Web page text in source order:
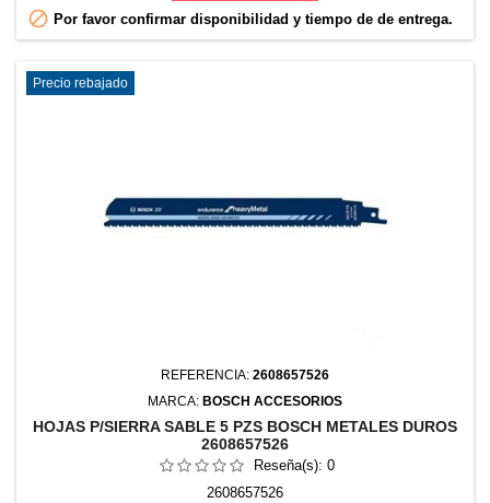
 Por favor confirmar disponibilidad y tiempo de de entrega.
Precio rebajado
REFERENCIA: 2608657526
MARCA: BOSCH ACCESORIOS
HOJAS P/SIERRA SABLE 5 PZS BOSCH METALES DUROS
2608657526
Reseña(s): 0
2608657526